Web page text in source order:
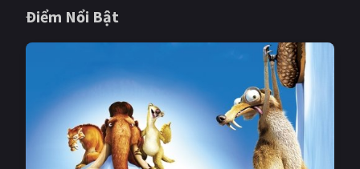
Điểm Nổi Bật